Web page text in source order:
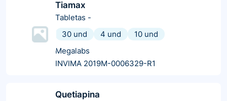
Tiamax
Tabletas -
30 und
4 und
10 und
Megalabs
INVIMA 2019M-0006329-R1
Quetiapina